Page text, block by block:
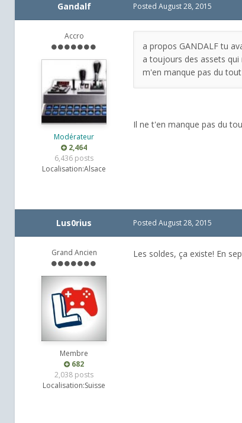
Gandalf
Accro
Modérateur
2,464
6,436 posts
Localisation:Alsace
Posted August 28, 2015
a propos GANDALF tu
a toujours des assets
m'en manque pas du
Il ne t'en manque pas du
Lus0rius
Grand Ancien
Membre
682
2,038 posts
Localisation:Suisse
Posted August 28, 2015
Les soldes, ça existe! En